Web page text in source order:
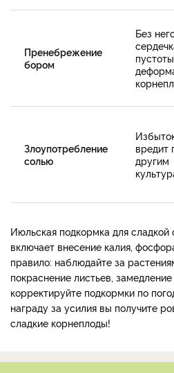
Пренебрежение
бором
Без
Злоупотребление
солью
вредит
другим
Июльская подкормка для сладкой
включает внесение калия,
правило: наблюдайте за
покраснение листьев,
корректируйте подкормки по
награду за усилия вы получите
сладкие корнеплоды!